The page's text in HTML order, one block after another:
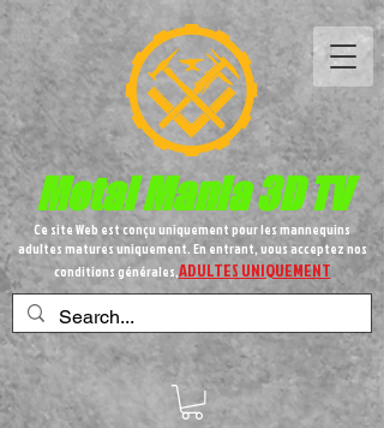
MetalMania 3D TV
Ce site Web est conçu uniquement pour les mannequins
adultes matures uniquement. En entrant, vous acceptez nos
conditions générales,ADULTES UNIQUEMENT